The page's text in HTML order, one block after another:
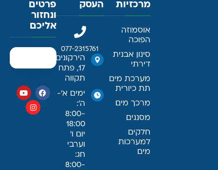
מרכזיות
אוסמוזה
הפוכה
סינון אבנית
דירתי
מערכת מים
תת כיורית
מרכך מים
מסננים
חלקים
למערכות
מים
העסק
077-2315761
הירקונים
17, פתח
תקווה
ימים א׳-
ה׳:
8:00-
18:00
יום ו׳
וערבי
חג:
8:00-
פרטים
ונחזור
אליכם